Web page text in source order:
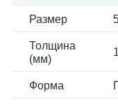
Размер
Толщина
(мм)
Форма